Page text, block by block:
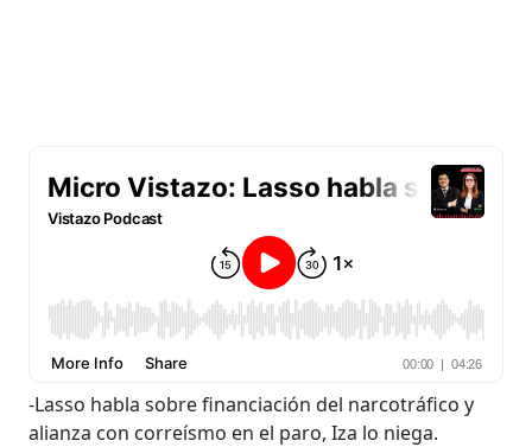
-Lasso habla sobre financiación del narcotráfico y
alianza con correísmo en el paro, Iza lo niega.